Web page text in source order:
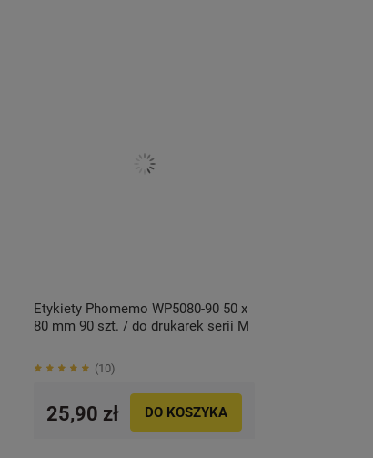
Etykiety Phomemo WP5080-90 50 x
80 mm 90 szt. / do drukarek serii M
10
25,90 zł DO KOSZYKA